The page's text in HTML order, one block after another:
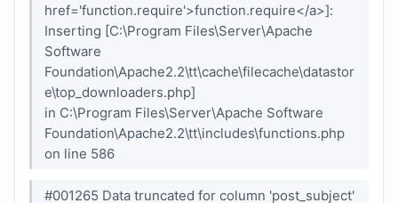
href='function.require'>function.require</a>]:
Inserting [C:\Program Files\Server\Apache
Software
Foundation\Apache2.2\tt\cache\filecache\datastor
e\top_downloaders.php]
in C:\Program Files\Server\Apache Software
Foundation\Apache2.2\tt\includes\functions.php
on line 586
#001265 Data truncated for column 'post_subject'